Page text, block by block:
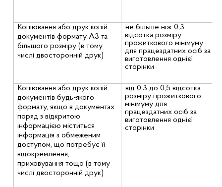
Копіювання або друк копій
документів формату А3 та
більшого розміру (в тому
числі двосторонній друк)
не більше ніж 0,3
відсотка розміру
прожиткового мінімуму
для працездатних осіб за
виготовлення однієї
сторінки
Копіювання або друк копій
документів будь-якого
формату, якщо в документах
поряд з відкритою
інформацією міститься
інформація з обмеженим
доступом, що потребує її
відокремлення,
приховування тощо (в тому
числі двосторонній друк)
від 0,3 до 0,5 відсотка
розміру прожиткового
мінімуму для
працездатних осіб за
виготовлення однієї
сторінки